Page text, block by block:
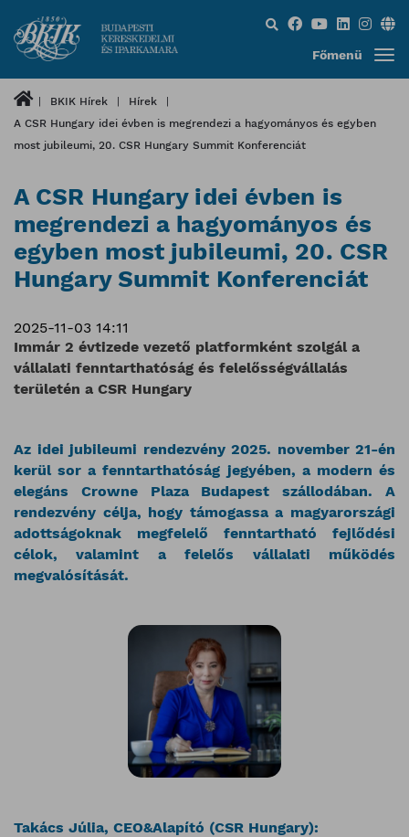
Keresés...
Főmenü
BKIK Hírek
Hírek
A CSR Hungary idei évben is megrendezi a hagyományos és egyben
most jubileumi, 20. CSR Hungary Summit Konferenciát
A CSR Hungary idei évben is
megrendezi a hagyományos és
egyben most jubileumi, 20. CSR
Hungary Summit Konferenciát
2025-11-03 14:11
Immár 2 évtizede vezető platformként szolgál a
vállalati fenntarthatóság és felelősségvállalás
területén a CSR Hungary
Az idei jubileumi rendezvény 2025. november 21-én
kerül sor a fenntarthatóság jegyében, a modern és
elegáns Crowne Plaza Budapest szállodában. A
rendezvény célja, hogy támogassa a magyarországi
adottságoknak megfelelő fenntartható fejlődési
célok, valamint a felelős vállalati működés
megvalósítását.
Takács Júlia, CEO&Alapító (CSR Hungary):